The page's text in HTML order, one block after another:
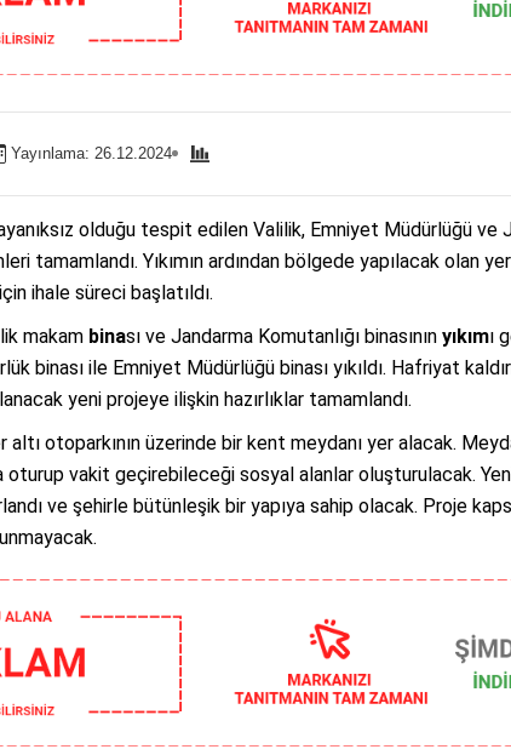
Yayınlama: 26.12.2024
olduğu tespit edilen Valilik, Emniyet Müdürlüğü ve
tamamlandı. Yıkımın ardından bölgede yapılacak olan
ihale süreci başlatıldı.
makam binası ve Jandarma Komutanlığı binasının yıkımı
binası ile Emniyet Müdürlüğü binası yıkıldı. Hafriyat
yeni projeye ilişkin hazırlıklar tamamlandı.
altı otoparkının üzerinde bir kent meydanı yer alacak.
oturup vakit geçirebileceği sosyal alanlar oluşturulacak.
ve şehirle bütünleşik bir yapıya sahip olacak. Proje